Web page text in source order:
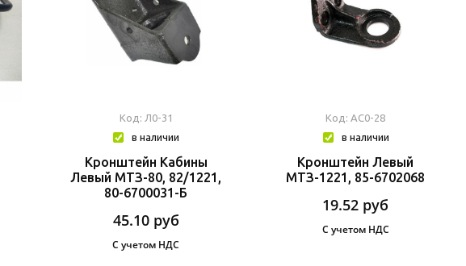
Код: Л0-31
в наличии
Кронштейн Кабины
Левый МТЗ-80, 82/1221,
80-6700031-Б
45.10 руб
С учетом НДС
Код: АС0-28
в наличии
Кронштейн Левый
МТЗ-1221, 85-6702068
19.52 руб
С учетом НДС